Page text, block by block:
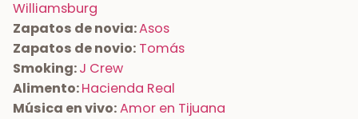
Williamsburg
Zapatos de novia:Asos
Zapatos de novio: Tomás
Smoking:J Crew
Alimento:Hacienda Real
Música en vivo:Amor en Tijuana